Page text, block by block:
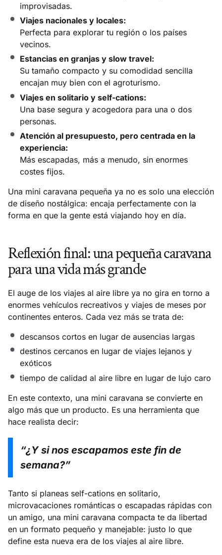
improvisadas.
Viajes nacionales y locales:
Perfecta para explorar tu región o los países
vecinos.
Estancias en granjas y slow travel:
Su tamaño compacto y su comodidad sencilla
encajan muy bien con el agroturismo.
Viajes en solitario y self-cations:
Una base segura y acogedora para una o dos
personas.
Atención al presupuesto, pero centrada en la
experiencia:
Más escapadas, más a menudo, sin enormes
costes fijos.
Una mini caravana pequeña ya no es solo una elección
de diseño nostálgica: encaja perfectamente con la
forma en que la gente está viajando hoy en día.
Reflexión final: una pequeña caravana
para una vida más grande
El auge de los viajes al aire libre ya no gira en torno a
enormes vehículos recreativos y viajes de meses por
continentes enteros. Cada vez más se trata de:
descansos cortos en lugar de ausencias largas
destinos cercanos en lugar de viajes lejanos y
exóticos
tiempo de calidad al aire libre en lugar de lujo caro
En este contexto, una mini caravana se convierte en
algo más que un producto. Es una herramienta que
hace realista decir:
“¿Y si nos escapamos este fin de
semana?”
Tanto si planeas self-cations en solitario,
microvacaciones románticas o escapadas rápidas con
un amigo, una mini caravana compacta te da libertad
en un formato pequeño y manejable: justo lo que
define esta nueva era de los viajes al aire libre.